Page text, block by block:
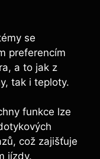
se
preferencím
a to jak z
tak i teploty.
funkce lze
což zajišťuje
jízdy.